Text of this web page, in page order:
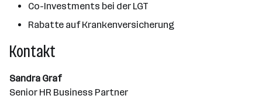
Co-Investments bei der LGT
Rabatte auf Krankenversicherung
Kontakt
Sandra Graf
Senior HR Business Partner